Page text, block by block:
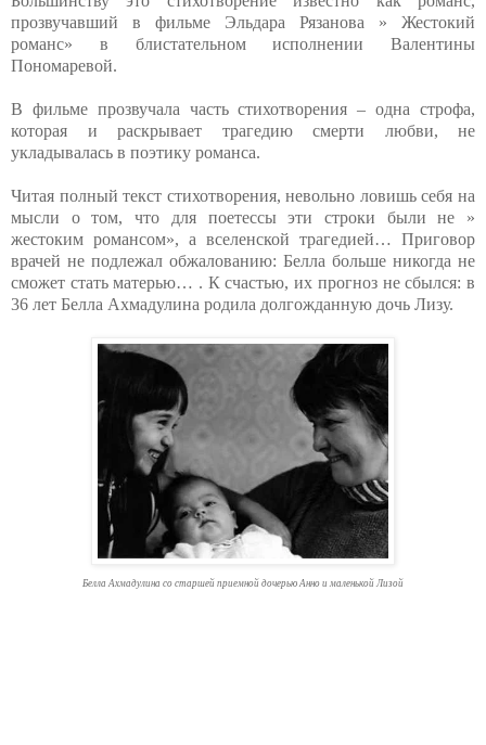
прозвучавший в фильме Эльдара Рязанова » Жестокий
романс» в блистательном исполнении Валентины
Пономаревой.
В фильме прозвучала часть стихотворения – одна строфа,
которая и раскрывает трагедию смерти любви, не
укладывалась в поэтику романса.
Читая полный текст стихотворения, невольно ловишь себя на
мысли о том, что для поетессы эти строки были не »
жестоким романсом», а вселенской трагедией… Приговор
врачей не подлежал обжалованию: Белла больше никогда не
сможет стать матерью… . К счастью, их прогноз не сбылся: в
36 лет Белла Ахмадулина родила долгожданную дочь Лизу.
Белла Ахмадулина со старшей приемной дочерью Анно и маленькой Лизой